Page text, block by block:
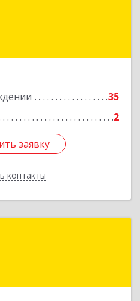
35
2
заявку
контакты
5/II - 37
заявку